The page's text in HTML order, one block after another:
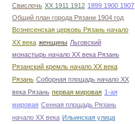
Свислочь XX 1911 1912 1899 1900 1907
Общий план города Рязани 1904 год
Вознесенская церковь Рязань начало
ХХ века женщины Льговский
монастырь начало ХХ века Рязань
Рязанский кремль начало ХХ века
Рязань Соборная площадь начало ХХ
века Рязань первая мировая 1-ая
мировая Сенная площадь Рязань
начало ХХ века Ильинская улица